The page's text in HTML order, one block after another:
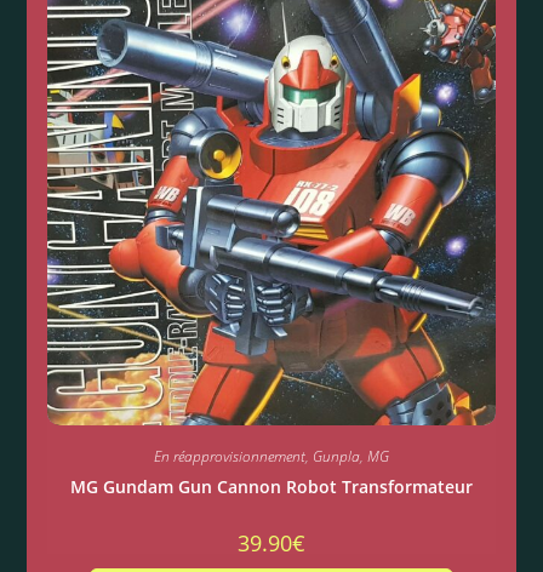
En réapprovisionnement, Gunpla, MG
MG Gundam Gun Cannon Robot Transformateur
39.90€